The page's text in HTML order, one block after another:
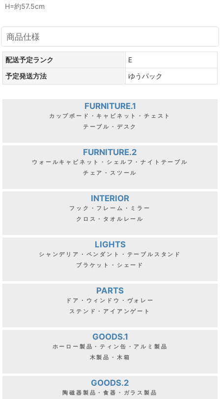
H=約57.5cm
商品仕様
配送予定ランク
E
予定発送方法
ゆうパック
FURNITURE.1
カップボード・キャビネット・チェスト
テーブル・デスク
FURNITURE.2
ウォールキャビネット・シェルフ・ナイトテーブル
チェア・スツール
INTERIOR
フック・フレーム・ミラー
クロス・タオルレール
LIGHTS
シャンデリア・ペンダント・テーブルスタンド
ブラケット・シェード
PARTS
ドア・ウィンドウ・ヴォレー
ステンド・アイアンゲート
GOODS.1
ホーロー製品・ティン缶・アルミ製品
木製品・木箱
GOODS.2
陶磁器製品・食器・ガラス製品